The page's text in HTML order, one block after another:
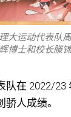
大运动代表队
博士和校长滕
队在 2022/
骄人成绩。